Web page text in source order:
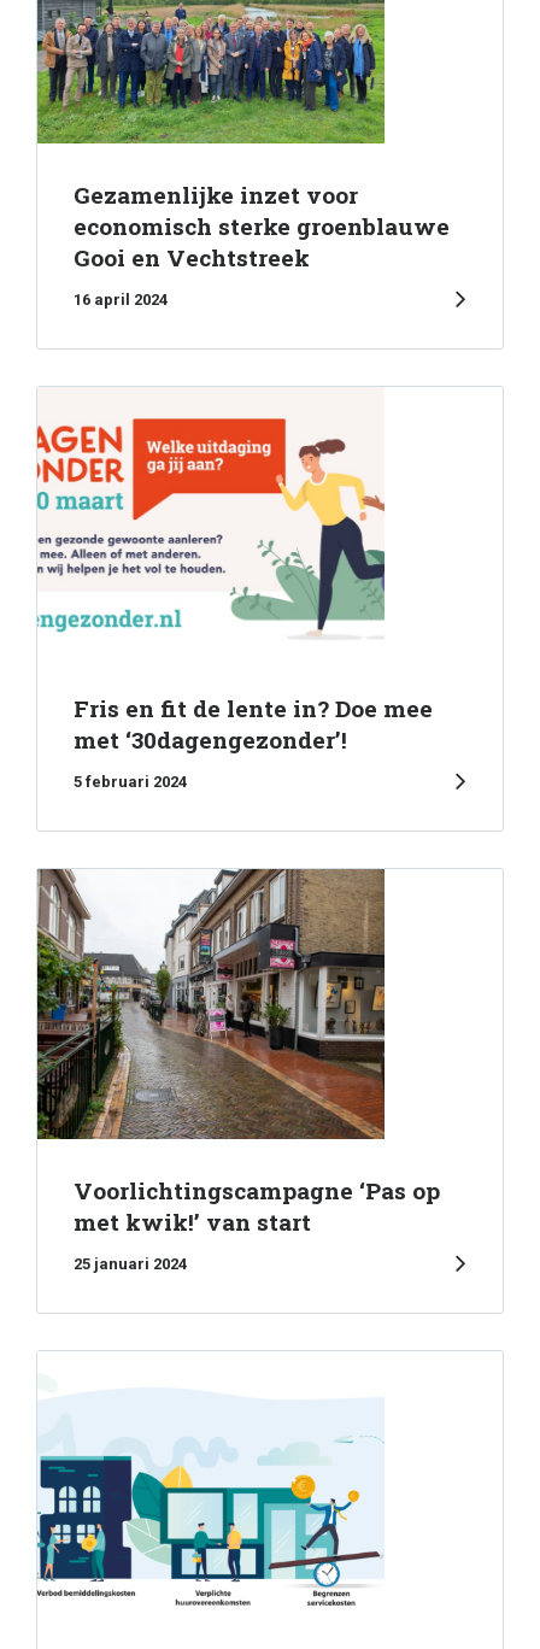
Gezamenlijke inzet voor
economisch sterke groenblauwe
Gooi en Vechtstreek
16 april 2024
Fris en fit de lente in? Doe mee
met ‘30dagengezonder’!
5 februari 2024
Voorlichtingscampagne ‘Pas op
met kwik!’ van start
25 januari 2024